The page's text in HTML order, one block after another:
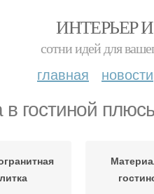
ИНТЕРЬЕР
сотни идей для
главная новости
в гостиной